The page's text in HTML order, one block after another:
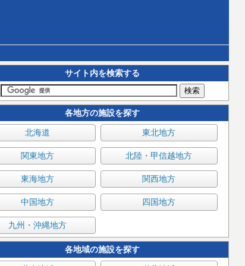
サイト内を検索する
各地方の施設を探す
北海道 東北地方
関東地方 北陸・甲信越地方
東海地方 関西地方
中国地方 四国地方
九州・沖縄地方
各地域の施設を探す